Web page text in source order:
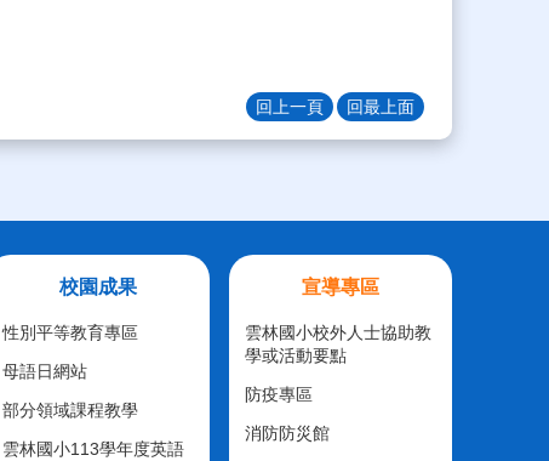
回上一頁 回最上面
校園成果
性別平等教育專區
母語日網站
部分領域課程教學
雲林國小113學年度英語
宣導專區
雲林國小校外人士協助教
學或活動要點
防疫專區
消防防災館